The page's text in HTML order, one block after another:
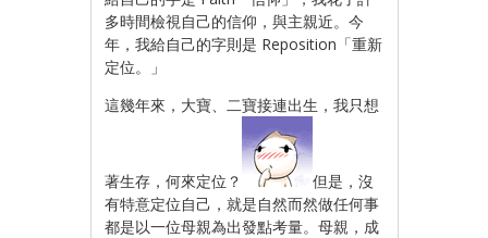
多時間檢視自己的信仰，與主親近。今
年，我給自己的字則是 Reposition「重新
定位。」
這幾年來，大寶、二寶接連出生，我只想
著生存，何來定位？
但是，沒
有特意定位自己，就是自然而然做任何事
都是以一位母親為出發點考量。母親，成